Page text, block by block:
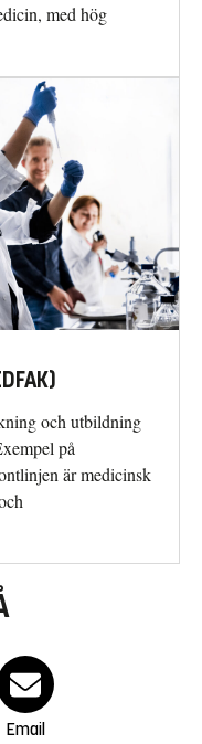
med hög
och utbildning
på
är medicinsk
Email